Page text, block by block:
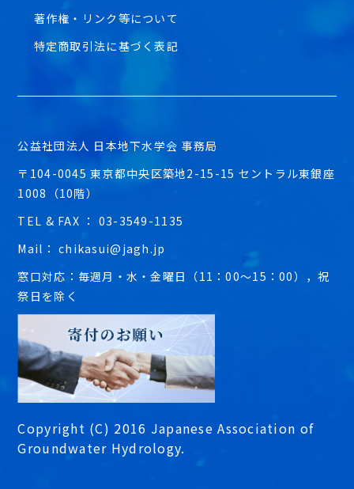
著作権・リンク等について
特定商取引法に基づく表記
公益社団法人 日本地下水学会 事務局
〒104-0045 東京都中央区築地2-15-15 セントラル東銀座
1008（10階）
TEL & FAX ： 03-3549-1135
Mail： chikasui@jagh.jp
窓口対応：毎週月・水・金曜日（11：00～15：00），祝
祭日を除く
Copyright (C) 2016 Japanese Association of
Groundwater Hydrology.